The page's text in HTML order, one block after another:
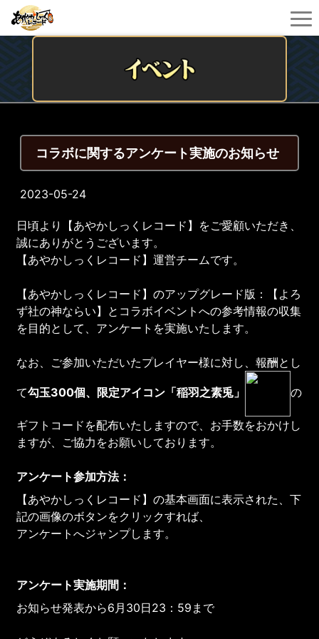
コラボに関するアンケート実施のお知らせ
2023-05-24
日頃より【あやかしっくレコード】をご愛顧いただき、
誠にありがとうございます。
【あやかしっくレコード】運営チームです。
【あやかしっくレコード】のアップグレード版：【よろ
ず社の神ならい】とコラボイベントへの参考情報の収集
を目的として、アンケートを実施いたします。
なお、ご参加いただいたプレイヤー様に対し、報酬とし
て勾玉300個、限定アイコン「稲羽之素兎」 の
ギフトコードを配布いたしますので、お手数をおかけし
ますが、ご協力をお願いしております。
アンケート参加方法：
【あやかしっくレコード】の基本画面に表示された、下
記の画像のボタンをクリックすれば、
アンケートへジャンプします。
アンケート実施期間：
お知らせ発表から6月30日23：59まで